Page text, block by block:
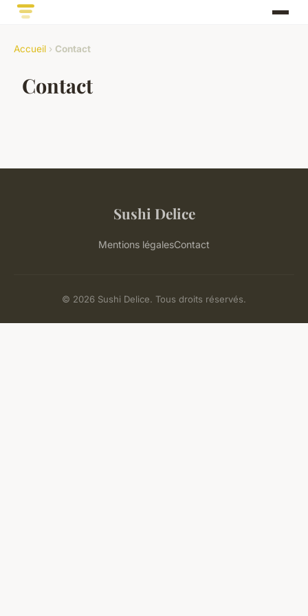
Accueil › Contact
Contact
Sushi Delice
Mentions légalesContact
© 2026 Sushi Delice. Tous droits réservés.